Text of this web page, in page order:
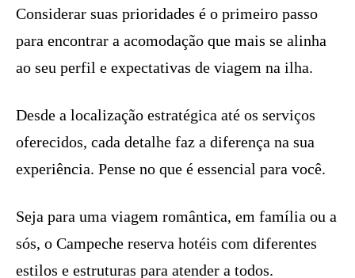
Considerar suas prioridades é o primeiro passo
para encontrar a acomodação que mais se alinha
ao seu perfil e expectativas de viagem na ilha.
Desde a localização estratégica até os serviços
oferecidos, cada detalhe faz a diferença na sua
experiência. Pense no que é essencial para você.
Seja para uma viagem romântica, em família ou a
sós, o Campeche reserva hotéis com diferentes
estilos e estruturas para atender a todos.